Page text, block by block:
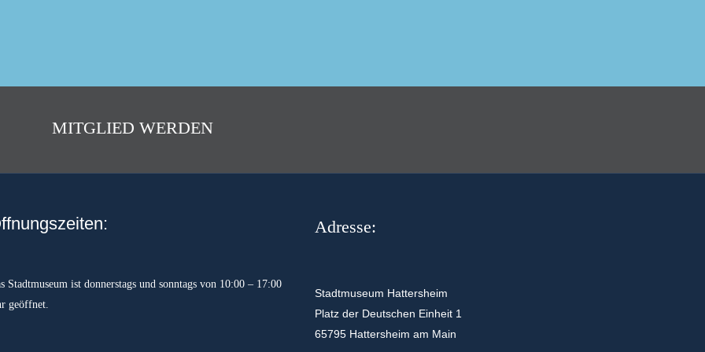
MITGLIED WERDEN
Stadtmuseum ist donnerstags und sonntags von 10:00 – 17:00
geöffnet.
Adresse:
Stadtmuseum Hattersheim
Platz der Deutschen Einheit 1
65795 Hattersheim am Main